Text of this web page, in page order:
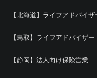
【北海道】ライフアドバイ
【鳥取】ライフアドバイザー
【静岡】法人向け保険営業